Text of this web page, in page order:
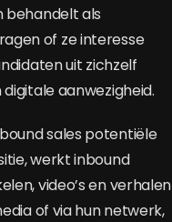
behandelt als
of ze interesse
uit zichzelf
aanwezigheid.
sales potentiële
werkt inbound
video’s en verhalen
of via hun netwerk,